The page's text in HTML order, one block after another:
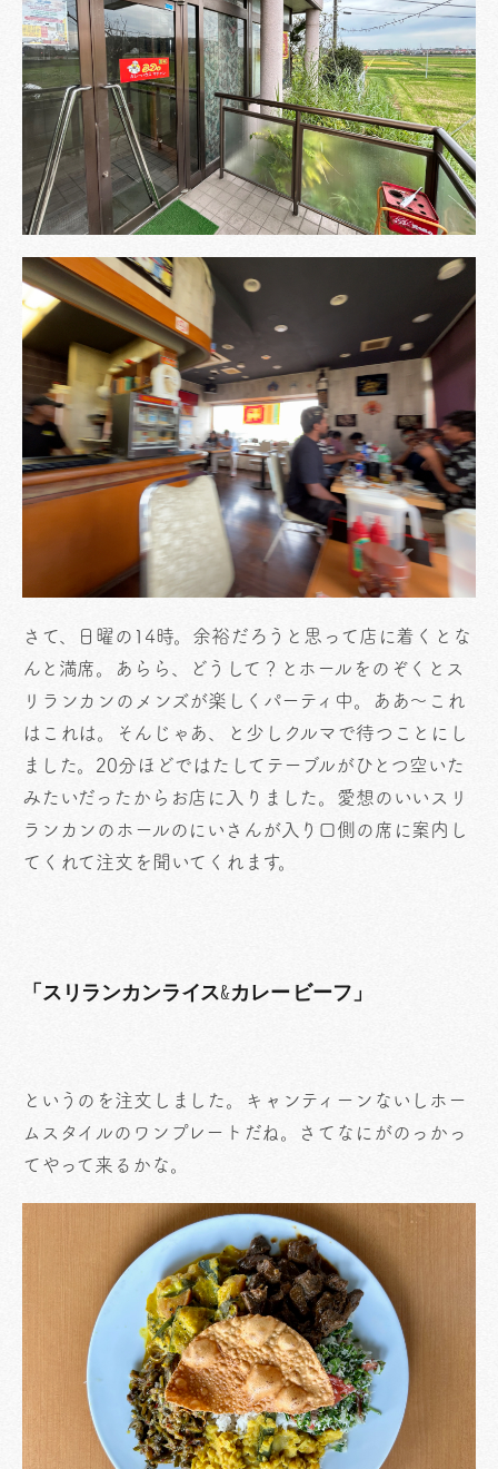
さて、日曜の14時。余裕だろうと思って店に着くとな
んと満席。あらら、どうして？とホールをのぞくとス
リランカンのメンズが楽しくパーティ中。ああ〜これ
はこれは。そんじゃあ、と少しクルマで待つことにし
ました。20分ほどではたしてテーブルがひとつ空いた
みたいだったからお店に入りました。愛想のいいスリ
ランカンのホールのにいさんが入り口側の席に案内し
てくれて注文を聞いてくれます。
「スリランカンライス&カレー ビーフ」
というのを注文しました。キャンティーンないしホー
ムスタイルのワンプレートだね。さてなにがのっかっ
てやって来るかな。